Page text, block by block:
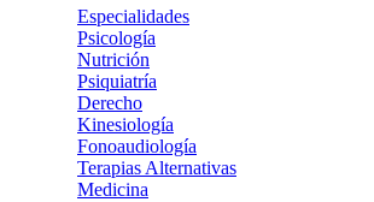
Especialidades
Psicología
Nutrición
Psiquiatría
Derecho
Kinesiología
Fonoaudiología
Terapias Alternativas
Medicina